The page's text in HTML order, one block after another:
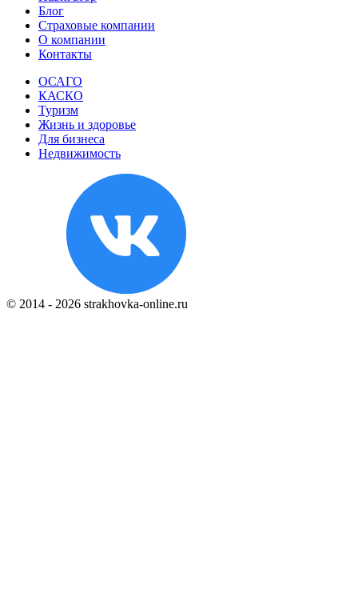
Блог
Страховые компании
О компании
Контакты
ОСАГО
КАСКО
Туризм
Жизнь и здоровье
Для бизнеса
Недвижимость
© 2014 - 2026 strakhovka-online.ru